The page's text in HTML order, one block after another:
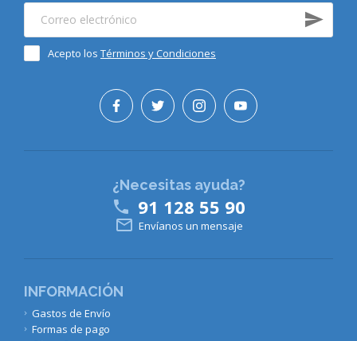
Acepto los Términos y Condiciones
INFORMACIÓN
Gastos de Envío
Formas de pago
¿Necesitas ayuda?
 91 128 55 90
 Envíanos un mensaje